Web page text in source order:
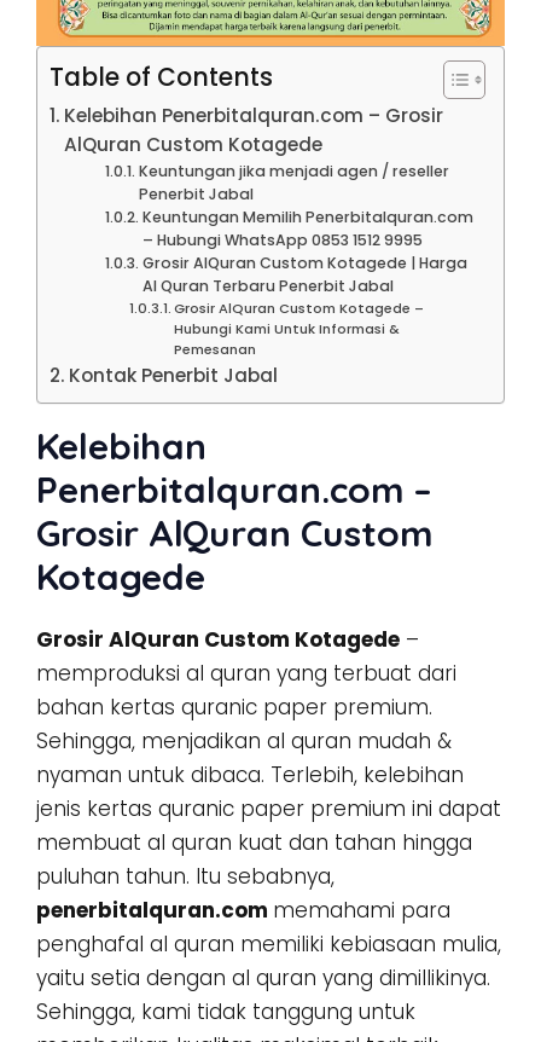
Table of Contents
Kelebihan Penerbitalquran.com – Grosir
AlQuran Custom Kotagede
Keuntungan jika menjadi agen / reseller
Penerbit Jabal
Keuntungan Memilih Penerbitalquran.com
– Hubungi WhatsApp 0853 1512 9995
Grosir AlQuran Custom Kotagede | Harga
Al Quran Terbaru Penerbit Jabal
Grosir AlQuran Custom Kotagede –
Hubungi Kami Untuk Informasi &
Pemesanan
Kontak Penerbit Jabal
Kelebihan
Penerbitalquran.com –
Grosir AlQuran Custom
Kotagede
Grosir AlQuran Custom Kotagede –
memproduksi al quran yang terbuat dari
bahan kertas quranic paper premium.
Sehingga, menjadikan al quran mudah &
nyaman untuk dibaca. Terlebih, kelebihan
jenis kertas quranic paper premium ini dapat
membuat al quran kuat dan tahan hingga
puluhan tahun. Itu sebabnya,
penerbitalquran.com memahami para
penghafal al quran memiliki kebiasaan mulia,
yaitu setia dengan al quran yang dimillikinya.
Sehingga, kami tidak tanggung untuk